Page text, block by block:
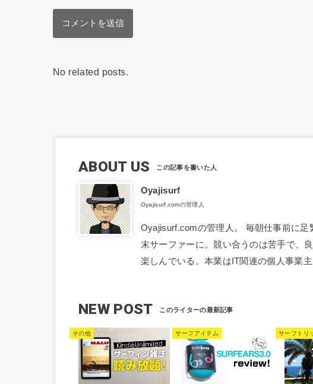
No related posts.
ABOUT US
Oyajisurf
Oyajisurf.comの管理人
Oyajisurf.comの管理人。 毎朝仕事前に
末サーファーに。競い合うのは苦手で、
楽しんでいる。本業はIT関連の個人事業
NEW POST
その他 サーフアイテム サーフトリ